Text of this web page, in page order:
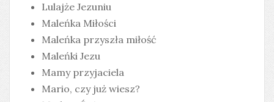
Lulajże Jezuniu
Maleńka Miłości
Maleńka przyszła miłość
Maleńki Jezu
Mamy przyjaciela
Mario, czy już wiesz?